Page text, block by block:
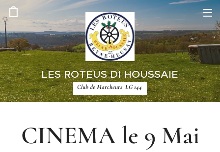
LES ROTEUS DI HOUSSAIE
Club de Marcheurs LG 144
CINEMA le 9 Mai